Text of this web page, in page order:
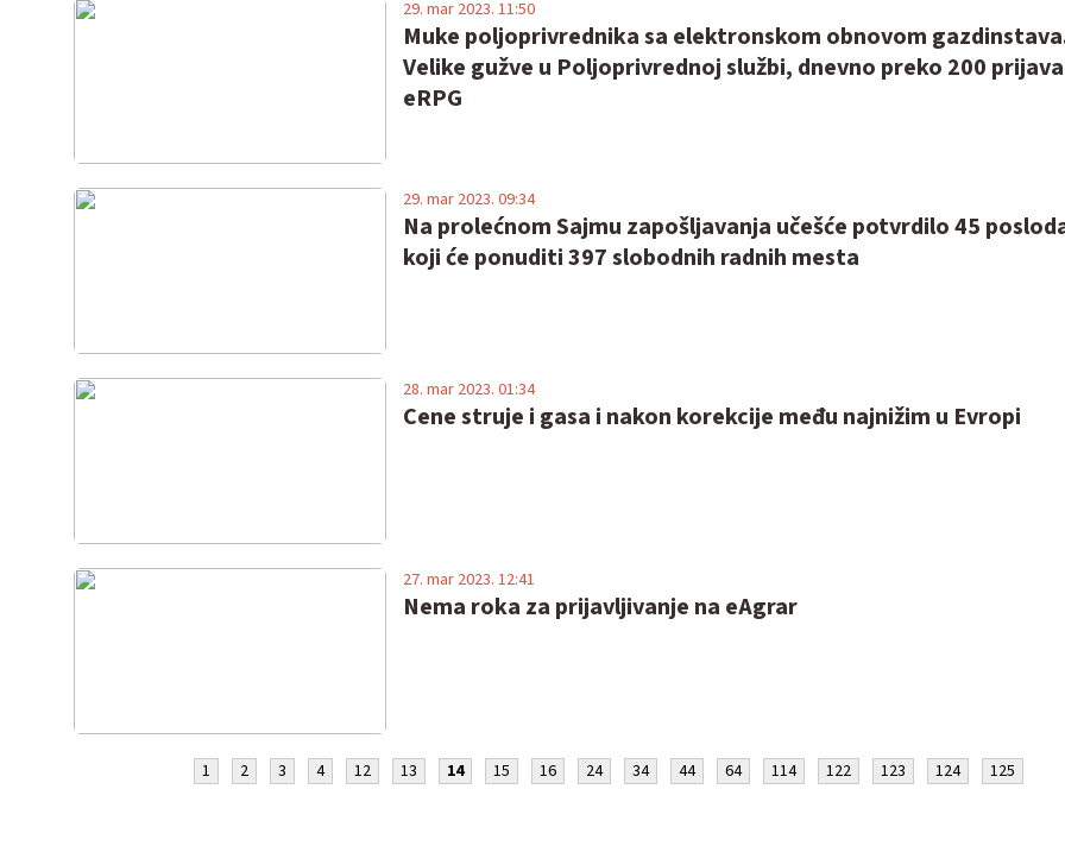
Muke poljoprivrednika sa elektronskom obnovom
Velike gužve u Poljoprivrednoj službi, dnevno preko 200
eRPG
29. mar 2023. 11:50
Na prolećnom Sajmu zapošljavanja učešće potvrdilo 45
koji će ponuditi 397 slobodnih radnih mesta
29. mar 2023. 09:34
Cene struje i gasa i nakon korekcije među najnižim u Evropi
28. mar 2023. 01:34
Nema roka za prijavljivanje na eAgrar
27. mar 2023. 12:41
1 2 3 4 12 13 14 15 16 24 34 44 64 114 122 123 124 125